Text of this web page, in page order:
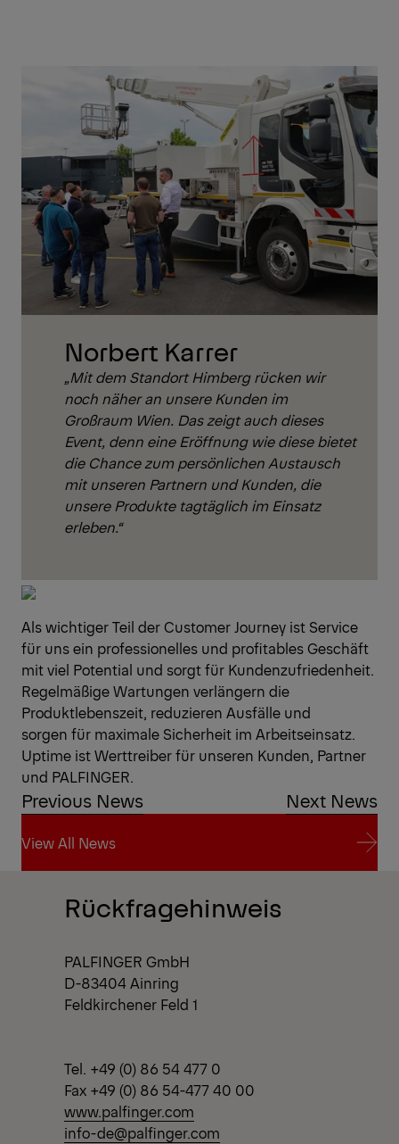
Norbert Karrer
„Mit dem Standort Himberg rücken wir
noch näher an unsere Kunden im
Großraum Wien. Das zeigt auch dieses
Event, denn eine Eröffnung wie diese bietet
die Chance zum persönlichen Austausch
mit unseren Partnern und Kunden, die
unsere Produkte tagtäglich im Einsatz
erleben.“
Als wichtiger Teil der Customer Journey ist Service
für uns ein professionelles und profitables Geschäft
mit viel Potential und sorgt für Kundenzufriedenheit.
Regelmäßige Wartungen verlängern die
Produktlebenszeit, reduzieren Ausfälle und
sorgen für maximale Sicherheit im Arbeitseinsatz.
Uptime ist Werttreiber für unseren Kunden, Partner
und PALFINGER.
Previous News Next News
View All News
View All News
Rückfragehinweis
PALFINGER GmbH
D-83404 Ainring
Feldkirchener Feld 1
Tel. +49 (0) 86 54 477 0
Fax +49 (0) 86 54-477 40 00
www.palfinger.com
info-de@palfinger.com